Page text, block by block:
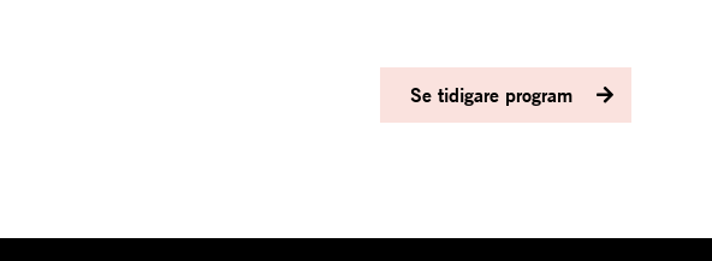
Se tidigare program